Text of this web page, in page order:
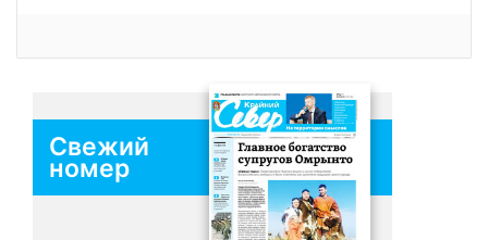
Свежий
номер